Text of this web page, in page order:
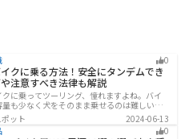
0
クに乗る方法！安全にタンデムでき
注意すべき法律も解説
クに乗ってツーリング、憧れますよね。バイ
量も少なく犬をそのまま乗せるのは難しいで
イテムを使えば実現できます。この記事で
しむために必要な知識やグッズをまとめま
りと準備して愛犬とバイクライフを満喫し
ット
2024-06-13
0